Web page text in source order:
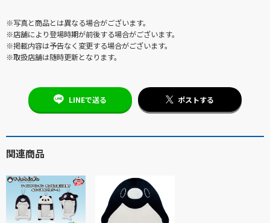
※写真と商品とは異なる場合がございます。
※店舗により登場時期が前後する場合がございます。
※掲載内容は予告なく変更する場合がございます。
※取扱店舗は随時更新となります。
LINEで送る ポストする
関連商品